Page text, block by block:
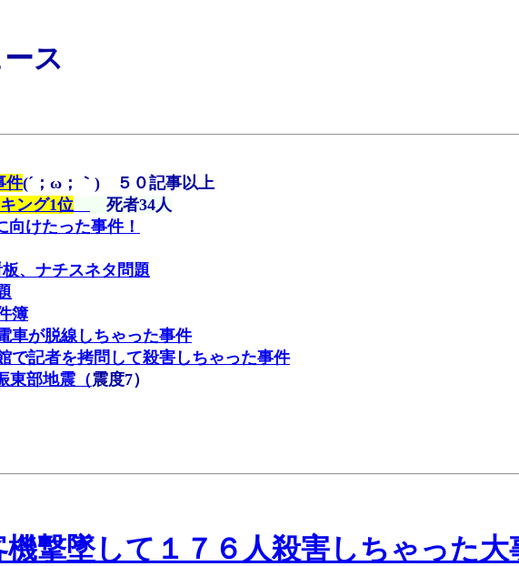
ース
件(´；ω；｀) ５０記事以上
ング1位
死者34人
けたった事件！
、ナチスネタ問題
簿
車が脱線しちゃった事件
で記者を拷問して殺害しちゃった事件
東部地震（震度7）
撃墜して１７６人殺害しちゃった大